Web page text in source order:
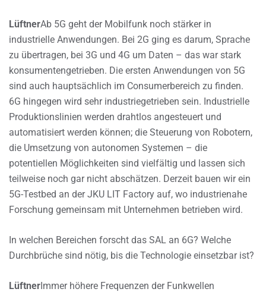
LüftnerAb 5G geht der Mobilfunk noch stärker in
industrielle Anwendungen. Bei 2G ging es darum, Sprache
zu übertragen, bei 3G und 4G um Daten – das war stark
konsumentengetrieben. Die ersten Anwendungen von 5G
sind auch hauptsächlich im Consumerbereich zu finden.
6G hingegen wird sehr industriegetrieben sein. Industrielle
Produktionslinien werden drahtlos angesteuert und
automatisiert werden können; die Steuerung von Robotern,
die Umsetzung von autonomen Systemen – die
potentiellen Möglichkeiten sind vielfältig und lassen sich
teilweise noch gar nicht abschätzen. Derzeit bauen wir ein
5G-Testbed an der JKU LIT Factory auf, wo industrienahe
Forschung gemeinsam mit Unternehmen betrieben wird.
In welchen Bereichen forscht das SAL an 6G? Welche
Durchbrüche sind nötig, bis die Technologie einsetzbar ist?
LüftnerImmer höhere Frequenzen der Funkwellen